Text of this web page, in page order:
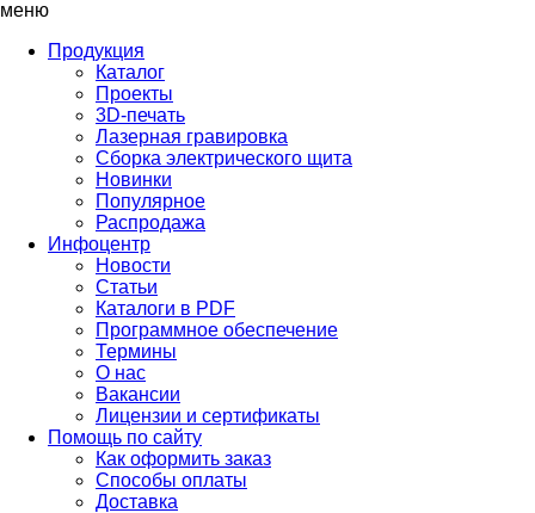
меню
Продукция
Каталог
Проекты
3D-печать
Лазерная гравировка
Сборка электрического щита
Новинки
Популярное
Распродажа
Инфоцентр
Новости
Статьи
Каталоги в PDF
Программное обеспечение
Термины
О нас
Вакансии
Лицензии и сертификаты
Помощь по сайту
Как оформить заказ
Способы оплаты
Доставка